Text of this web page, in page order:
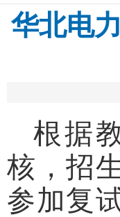
华北电
根据
核，招
参加复